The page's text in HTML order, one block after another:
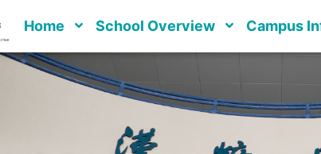
Home School Overview Campus